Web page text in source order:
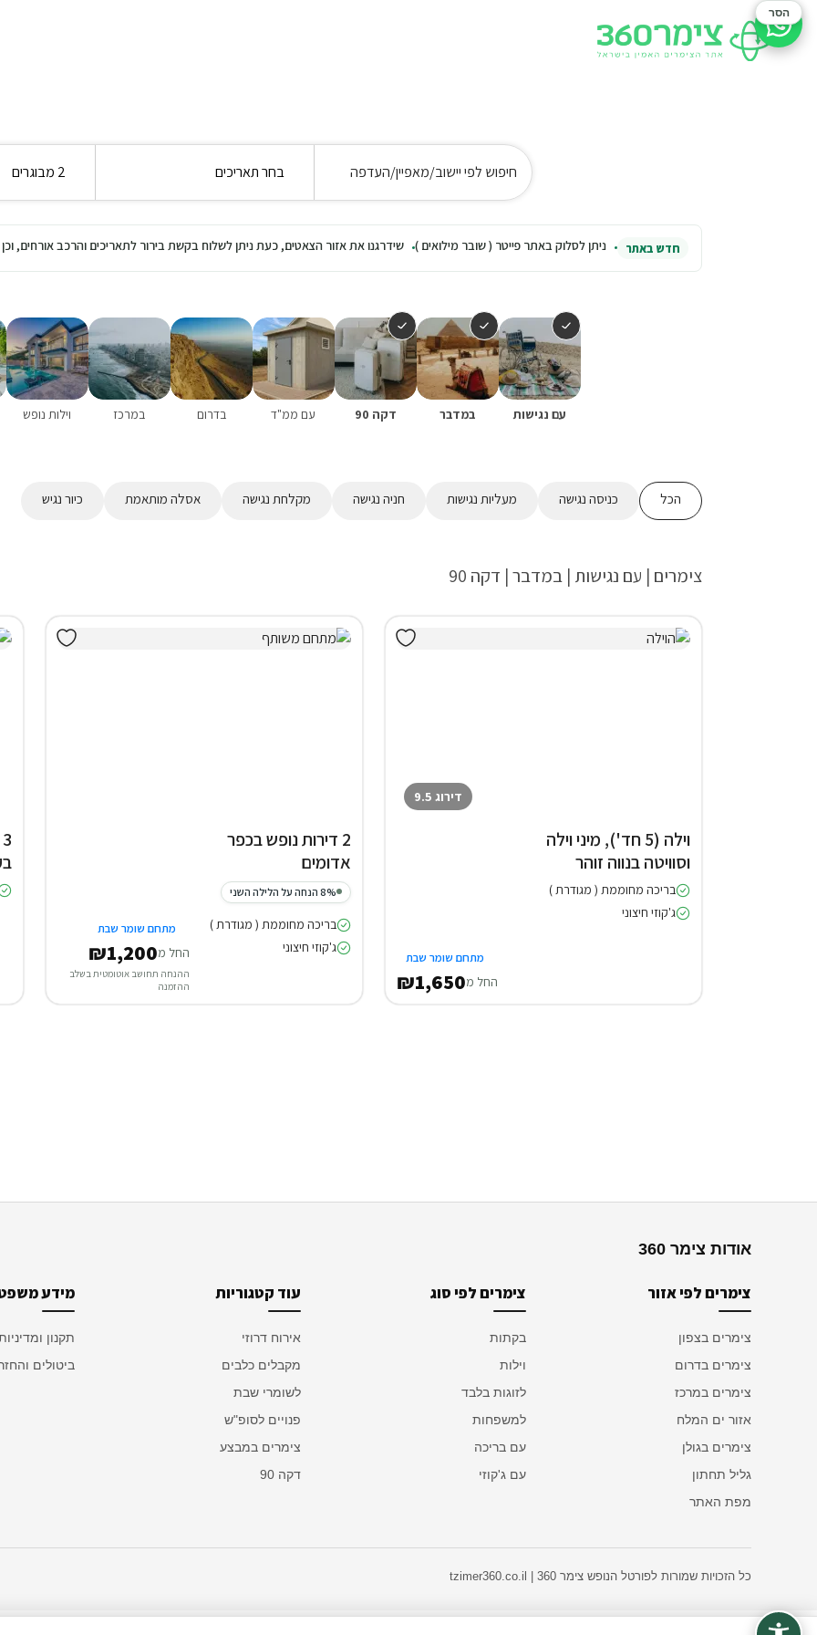
חיפוש לפי יישוב/מאפיין/העדפה בחר תאריכים 2 מבוגרים
חדש באתר ניתן לסלוק באתר פייטר ( שובר מילואים ) שידרגנו את אזור הצאטים, כעת ניתן לשלוח בקשת בירור לתאריכים והרכב אורחים,
עם נגישות במדבר דקה 90 עם ממ"ד בדרום במרכז וילות נופש
הכל כניסה נגישה מעליות נגישות חניה נגישה מקלחת נגישה אסלה מותאמת כיור נגיש
צימרים | עם נגישות | במדבר | דקה 90
דירוג 9.5
וילה (5 חד'), מיני וילה
וסוויטה בנווה זוהר
בריכה מחוממת ( מגודרת )
ג'קוזי חיצוני
מתחם שומר שבת
החל מ₪1,650
2 דירות נופש בכפר
אדומים
8% הנחה על הלילה השני
בריכה מחוממת ( מגודרת )
ג'קוזי חיצוני
מתחם שומר שבת
החל מ₪1,200
ההנחה תחושב אוטומטית בשלב
ההזמנה
אודות צימר 360
צימרים לפי אזור
צימרים בצפון
צימרים בדרום
צימרים במרכז
אזור ים המלח
צימרים בגולן
גליל תחתון
מפת האתר
צימרים לפי סוג
בקתות
וילות
לזוגות בלבד
למשפחות
עם בריכה
עם ג'קוזי
עוד קטגוריות
אירוח דרוזי
מקבלים כלבים
לשומרי שבת
פנויים לסופ"ש
צימרים במבצע
דקה 90
מידע
תקנון
ביטולים
כל הזכויות שמורות לפורטל הנופש צימר 360 | tzimer360.co.il
סיוע בהזמנה
הסר